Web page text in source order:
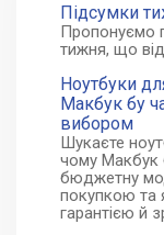
Підсумки
Пропонуємо
тижня, що
Ноутбуки
Макбук бу
вибором
Шукаєте
чому Макбук
бюджетну
покупкою та
гарантією й